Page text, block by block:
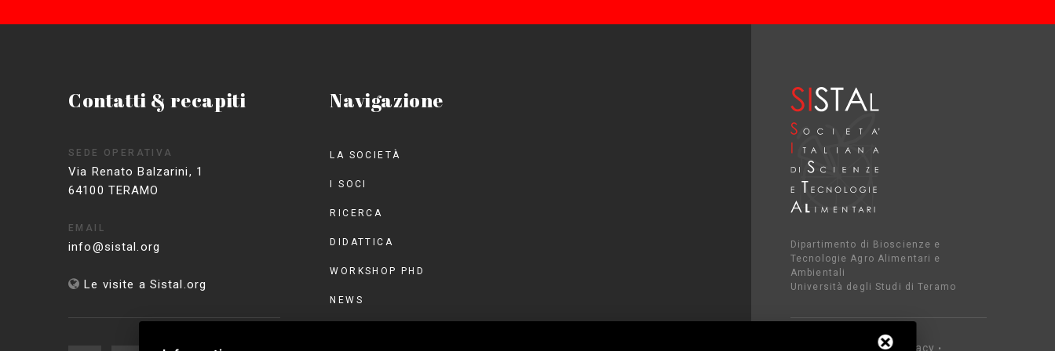
Contatti & recapiti
SEDE OPERATIVA
Via Renato Balzarini, 1
64100 TERAMO
EMAIL
info@sistal.org
Le visite a Sistal.org
Navigazione
LA SOCIETÀ
I SOCI
RICERCA
DIDATTICA
WORKSHOP PHD
NEWS
Dipartimento di Bioscienze e
Tecnologie Agro Alimentari e
Ambientali
Università degli Studi di Teramo
C.F. 80052650548 •Privacy •